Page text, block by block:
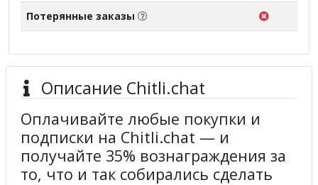
Потерянные заказы
Описание Chitli.chat
Оплачивайте любые покупки и
подписки на Chitli.chat — и
получайте 35% вознаграждения за
то, что и так собирались сделать